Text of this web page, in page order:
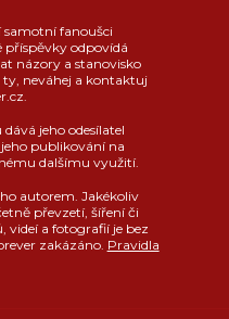
samotní fanoušci
příspěvky odpovídá
názory a stanovisko
ty, neváhej a kontaktuj
jeho odesílatel
publikování na
dalšímu využití.
autorem. Jakékoliv
převzetí, šíření či
videí a fotografií je bez
zakázáno. Pravidla